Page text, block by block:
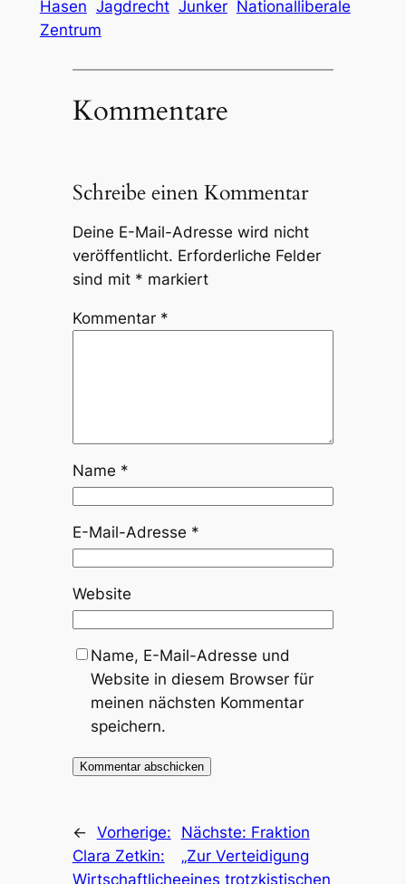
Hasen Jagdrecht Junker Nationalliberale
Zentrum
Kommentare
Schreibe einen Kommentar
Deine E-Mail-Adresse wird nicht
veröffentlicht. Erforderliche Felder
sind mit * markiert
Kommentar *
Name *
E-Mail-Adresse *
Website
Name, E-Mail-Adresse und
Website in diesem Browser für
meinen nächsten Kommentar
speichern.
← Vorherige:
Clara Zetkin:
Wirtschaftliche
Nächste: Fraktion
„Zur Verteidigung
eines trotzkistischen